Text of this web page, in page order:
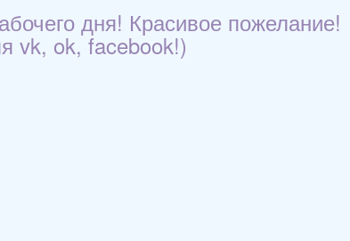
дня! Красивое пожелание!
vk, ok, facebook!)